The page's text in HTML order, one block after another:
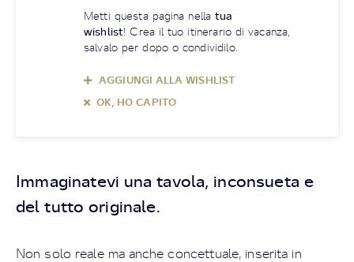
Metti questa pagina nellatua
wishlist! Crea il tuo itinerario di vacanza,
salvalo per dopo o condividilo.
AGGIUNGI ALLA WISHLIST
OK, HO CAPITO
Immaginatevi una tavola, inconsueta e
del tutto originale.
Non solo reale ma anche concettuale, inserita in